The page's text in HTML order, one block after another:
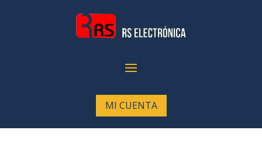
MI CUENTA